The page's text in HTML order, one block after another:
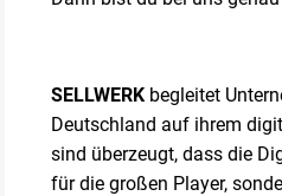
SELLWERK begleitet
Deutschland auf ihrem
sind überzeugt, dass die
für die großen Player,